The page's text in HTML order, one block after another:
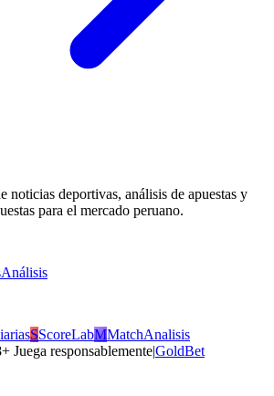
noticias deportivas, análisis de apuestas y
para el mercado peruano.
Análisis
SScoreLabMMatchAnalisis
Juega responsablemente|GoldBet